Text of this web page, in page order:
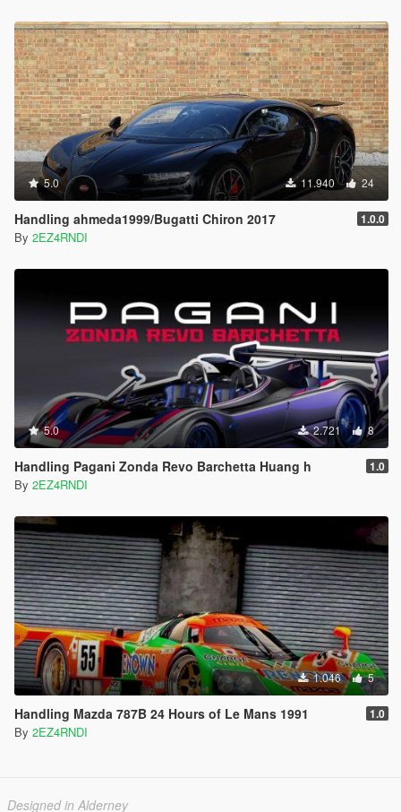
5.0 11.940 24
Handling ahmeda1999/Bugatti Chiron 2017 1.0.0
By 2EZ4RNDI
5.0 2.721 8
Handling Pagani Zonda Revo Barchetta Huang h 1.0
By 2EZ4RNDI
1.046 5
Handling Mazda 787B 24 Hours of Le Mans 1991 1.0
By 2EZ4RNDI
Designed in Alderney